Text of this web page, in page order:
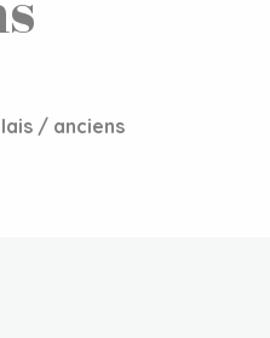
/ anciens